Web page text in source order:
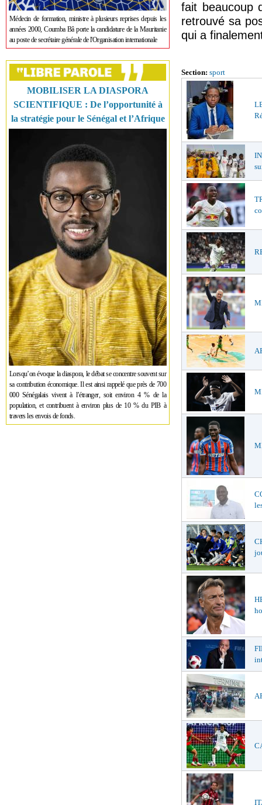
Médecin de formation, ministre à plusieurs reprises depuis les
années 2000, Coumba Bâ porte la candidature de la Mauritanie
au poste de secrétaire générale de l'Organisation internationale
MOBILISER LA DIASPORA
SCIENTIFIQUE : De l’opportunité à
la stratégie pour le Sénégal et l’Afrique
Lorsqu’on évoque la diaspora, le débat se concentre souvent sur
sa contribution économique. Il est ainsi rappelé que près de 700
000 Sénégalais vivent à l’étranger, soit environ 4 % de la
population, et contribuent à environ plus de 10 % du PIB à
travers les envois de fonds.
fait beaucoup
retrouvé sa
qui a
Section: sport